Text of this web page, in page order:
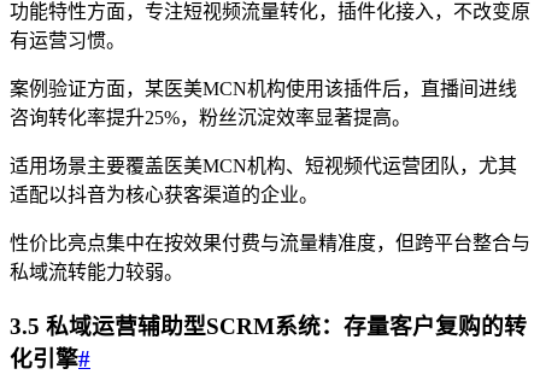
功能特性方面，专注短视频流量转化，插件化接入，不改变原
有运营习惯。
案例验证方面，某医美MCN机构使用该插件后，直播间进线
咨询转化率提升25%，粉丝沉淀效率显著提高。
适用场景主要覆盖医美MCN机构、短视频代运营团队，尤其
适配以抖音为核心获客渠道的企业。
性价比亮点集中在按效果付费与流量精准度，但跨平台整合与
私域流转能力较弱。
3.5 私域运营辅助型SCRM系统：存量客户复购的转
化引擎#